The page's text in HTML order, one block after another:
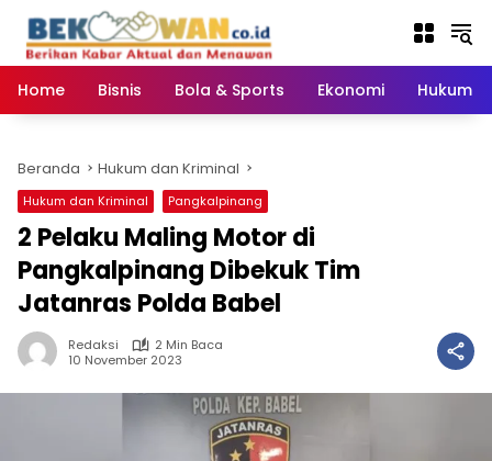
konten
Home
Bisnis Bola & Sports Ekonomi Hukum
Beranda Hukum dan Kriminal
Hukum dan Kriminal Pangkalpinang
2 Pelaku Maling Motor di
Pangkalpinang Dibekuk Tim
Jatanras Polda Babel
Redaksi
2 Min Baca
10 November 2023